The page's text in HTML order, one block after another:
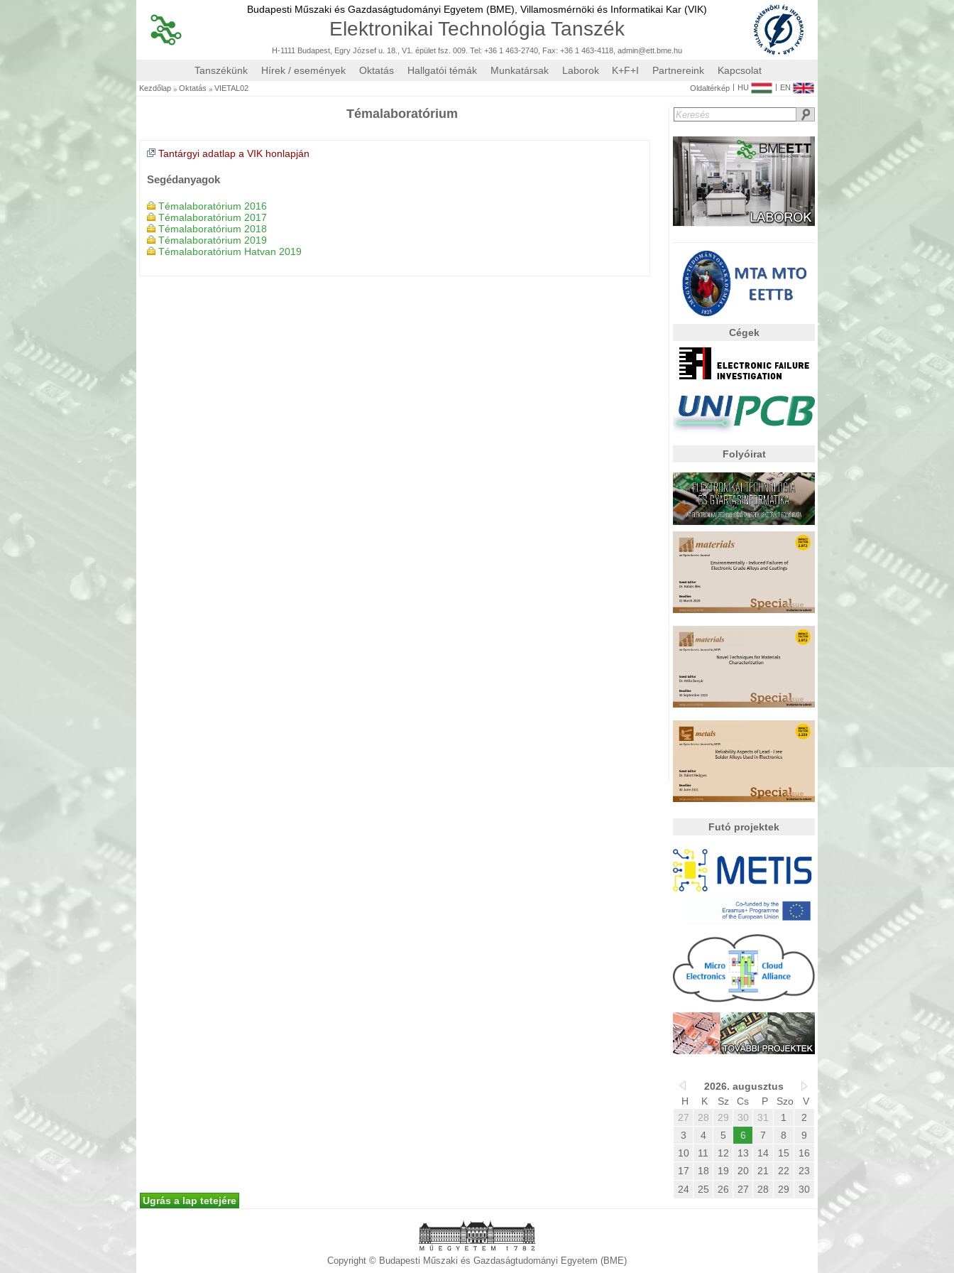
Budapesti Műszaki és Gazdaságtudományi Egyetem (BME), Villamosmérnöki és Informatikai Kar (VIK)
Elektronikai Technológia Tanszék
H-1111 Budapest, Egry József u. 18., V1. épület fsz. 009. Tel: +36 1 463-2740, Fax: +36 1 463-4118 admin@ett.bme.hu
Tanszékünk Hírek / események Oktatás Hallgatói témák Munkatársak Laborok K+F+I Partnereink Kapcsolat
Kezdőlap » Oktatás » VIETAL02 Oldaltérkép | HU | EN
Témalaboratórium
Tantárgyi adatlap a VIK honlapján
Segédanyagok
Témalaboratórium 2016
Témalaboratórium 2017
Témalaboratórium 2018
Témalaboratórium 2019
Témalaboratórium Hatvan 2019
Cégek
Folyóirat
Futó projektek
2026. augusztus
H
K Sz Cs P Szo
V
27
28 29 30 31 1
2
3
4 5 6 7 8
9
10
11 12 13 14 15
16
17
18 19 20 21 22
23
24
25 26 27 28 29 30
Copyright © Budapesti Műszaki és Gazdaságtudományi Egyetem (BME)
Ugrás a lap tetejére